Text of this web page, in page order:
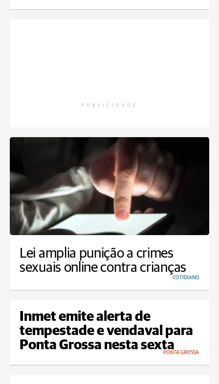
PUBLICIDADE
Lei amplia punição a crimes
sexuais online contra crianças
COTIDIANO
Inmet emite alerta de
tempestade e vendaval para
Ponta Grossa nesta sexta
PONTA GROSSA